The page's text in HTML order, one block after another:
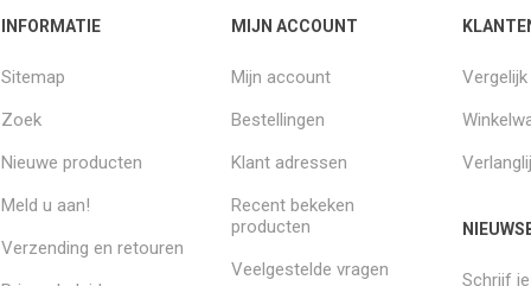
INFORMATIE
Sitemap
Zoek
Nieuwe producten
Meld u aan!
Verzending en retouren
MIJN ACCOUNT
Mijn account
Bestellingen
Klant adressen
Recent bekeken
producten
Veelgestelde vragen
Schrijf